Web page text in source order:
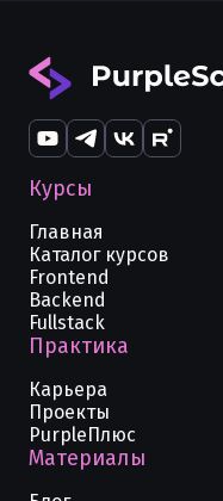
Курсы
Главная
Каталог курсов
Frontend
Backend
Fullstack
Практика
Карьера
Проекты
PurpleПлюс
Материалы